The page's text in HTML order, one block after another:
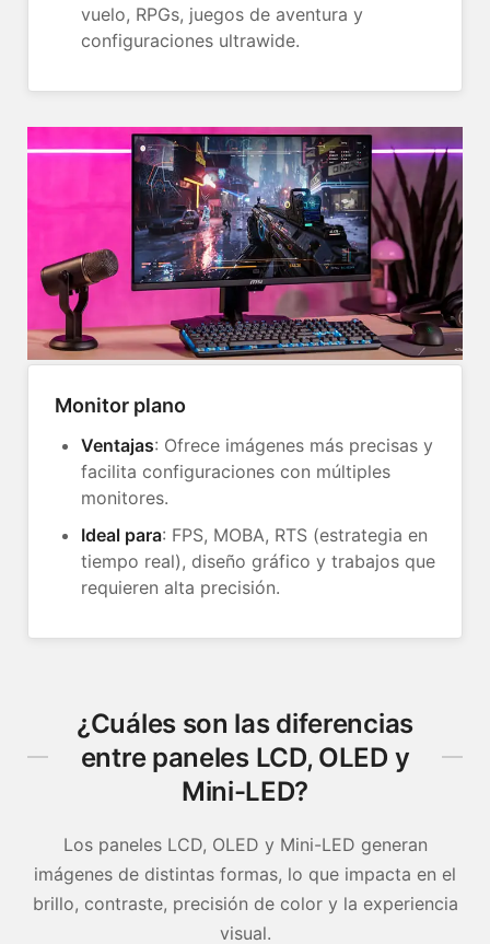
vuelo, RPGs, juegos de aventura y
configuraciones ultrawide.
Monitor plano
Ventajas: Ofrece imágenes más precisas y
facilita configuraciones con múltiples
monitores.
Ideal para: FPS, MOBA, RTS (estrategia en
tiempo real), diseño gráfico y trabajos que
requieren alta precisión.
¿Cuáles son las diferencias
entre paneles LCD, OLED y
Mini-LED?
Los paneles LCD, OLED y Mini-LED generan
imágenes de distintas formas, lo que impacta en el
brillo, contraste, precisión de color y la experiencia
visual.